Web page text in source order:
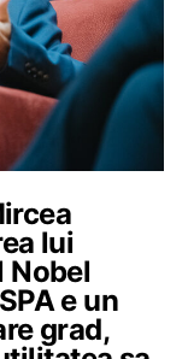
lui
Nobel
e un
grad,